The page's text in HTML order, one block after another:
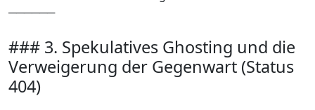
──────
### 3. Spekulatives Ghosting und die
Verweigerung der Gegenwart (Status
404)